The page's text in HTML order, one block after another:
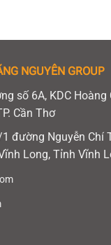
NGUYÊN GROUP
số 6A, KDC Hoàng
Cần Thơ
đường Nguyễn Chí
Long, Tỉnh Vĩnh